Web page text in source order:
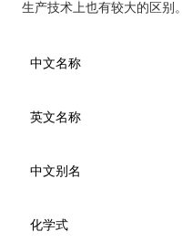
生产技术上也有较大的区别。
中文名称
英文名称
中文别名
化学式